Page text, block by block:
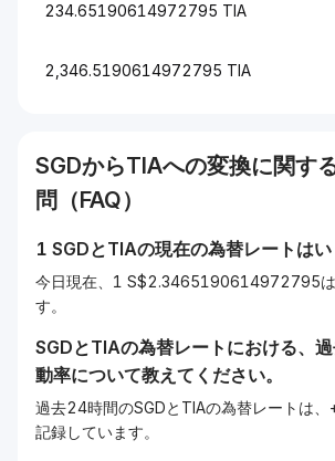
234.65190614972795 TIA
2,346.5190614972795 TIA
SGDからTIAへの変換に関す
問（FAQ）
1 SGDとTIAの現在の為替レートは
今日現在、1 S$2.3465190614972795は
す。
SGDとTIAの為替レートにおける、
動率について教えてください。
過去24時間のSGDとTIAの為替レートは
記録しています。